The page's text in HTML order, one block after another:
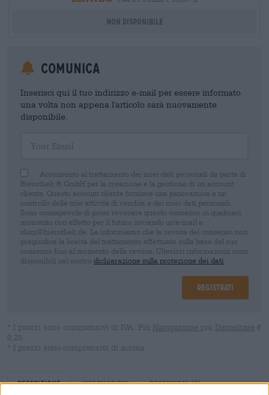
Non disponibile
Comunica
Inserisci qui il tuo indirizzo e-mail per essere informato
una volta non appena l'articolo sarà nuovamente
disponibile.
Acconsento al trattamento dei miei dati personali da parte di
Bierothek ® GmbH per la creazione e la gestione di un account
cliente. Questo account cliente fornisce una panoramica e un
controllo delle mie attività di vendita e dei miei dati personali.
Sono consapevole di poter revocare questo consenso in qualsiasi
momento con effetto per il futuro inviando un'e-mail a
shop@bierothek.de. La informiamo che la revoca del consenso non
pregiudica la liceità del trattamento effettuato sulla base del suo
consenso fino al momento della revoca. Ulteriori informazioni sono
disponibili nel nostro dichiarazione sulla protezione dei dati
Registrati
* I prezzi sono comprensivi di IVA. Più Navigazione più Depositare €
0,25
* I prezzi sono comprensivi di accisa
Descrizione Informazioni Recensioni(0)